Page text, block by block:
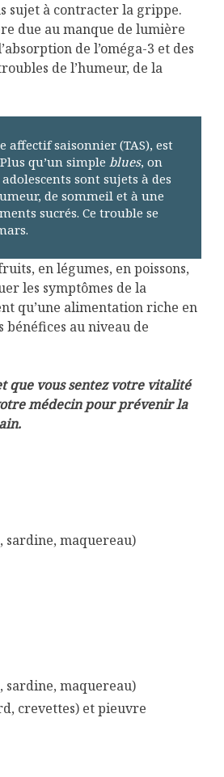
sujet à contracter la grippe.
due au manque de lumière
de l’oméga-3 et des
de l’humeur, de la
affectif saisonnier (TAS), est
qu’un simple blues, on
sont sujets à des
de sommeil et à une
sucrés. Ce trouble se
en légumes, en poissons,
les symptômes de la
qu’une alimentation riche en
bénéfices au niveau de
que vous sentez votre vitalité
médecin pour prévenir la
sardine, maquereau)
sardine, maquereau)
crevettes) et pieuvre